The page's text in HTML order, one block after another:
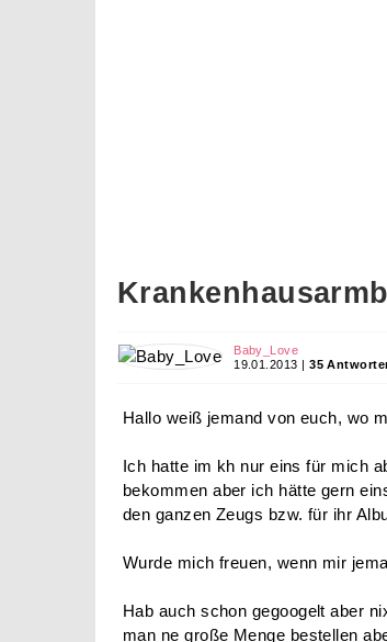
Baby_Love
19.01.2013 |35
Hallo weiß jemand von euch, wo
Ich hatte im kh nur eins für mich
bekommen aber ich hätte gern
den ganzen Zeugs bzw. für ihr
Wurde mich freuen, wenn mir
Hab auch schon gegoogelt aber
man ne große Menge bestellen